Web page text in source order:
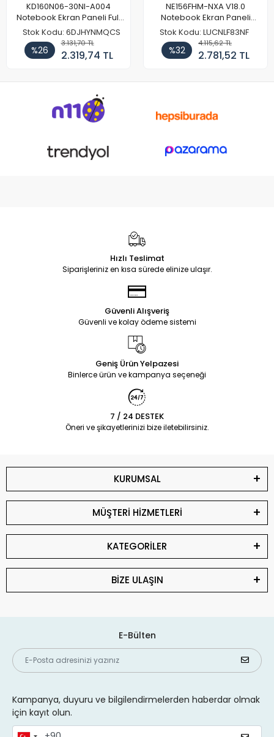
KD160N06-30NI-A004
Notebook Ekran Paneli Full
HD
Stok Kodu: 6DJHYNMQCS
%26
3.131,70 TL
2.319,74 TL
NE156FHM-NXA V18.0
Notebook Ekran Paneli
144Hz
Stok Kodu: LUCNLF83NF
%32
4.115,62 TL
2.781,52 TL
Hızlı Teslimat
Siparişleriniz en kısa sürede elinize ulaşır.
Güvenli Alışveriş
Güvenli ve kolay ödeme sistemi
Geniş Ürün Yelpazesi
Binlerce ürün ve kampanya seçeneği
7 / 24 DESTEK
Öneri ve şikayetlerinizi bize iletebilirsiniz.
KURUMSAL
MÜŞTERİ HİZMETLERİ
KATEGORİLER
BİZE ULAŞIN
E-Bülten
Kampanya, duyuru ve bilgilendirmelerden haberdar olmak
için kayıt olun.